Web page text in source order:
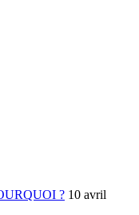
? 10 avril